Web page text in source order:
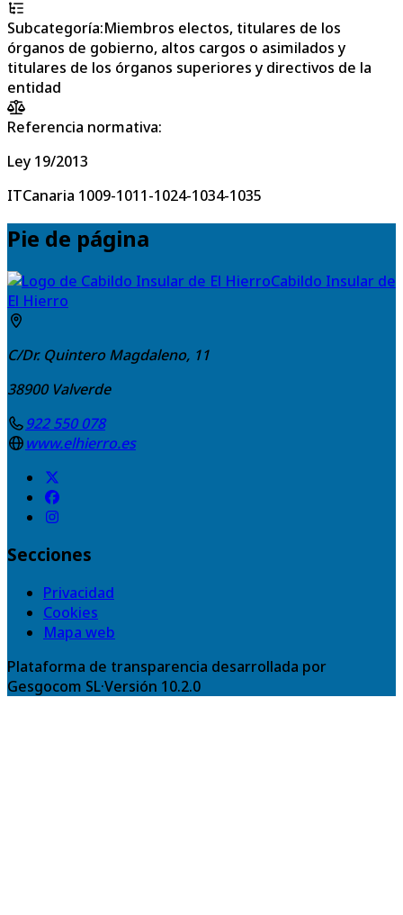
Subcategoría:Miembros electos, titulares de los
órganos de gobierno, altos cargos o asimilados y
titulares de los órganos superiores y directivos de la
entidad
Referencia normativa:
Ley 19/2013
ITCanaria 1009-1011-1024-1034-1035
Pie de página
Cabildo Insular de
El Hierro
C/Dr. Quintero Magdaleno, 11
38900 Valverde
922 550 078
www.elhierro.es
Secciones
Privacidad
Cookies
Mapa web
Plataforma de transparencia desarrollada por
Gesgocom SL·Versión 10.2.0